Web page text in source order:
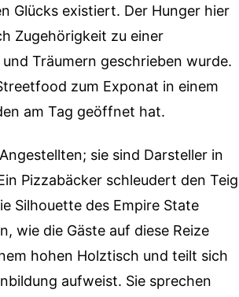
Glücks existiert. Der Hunger hier
Zugehörigkeit zu einer
Träumern geschrieben wurde.
zum Exponat in einem
am Tag geöffnet hat.
sie sind Darsteller in
Pizzabäcker schleudert den Teig
Silhouette des Empire State
wie die Gäste auf diese Reize
hohen Holztisch und teilt sich
aufweist. Sie sprechen